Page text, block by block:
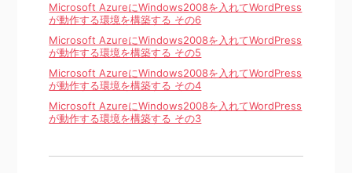
Microsoft AzureにWindows2008を入れてWordPress
が動作する環境を構築する その6
Microsoft AzureにWindows2008を入れてWordPress
が動作する環境を構築する その5
Microsoft AzureにWindows2008を入れてWordPress
が動作する環境を構築する その4
Microsoft AzureにWindows2008を入れてWordPress
が動作する環境を構築する その3